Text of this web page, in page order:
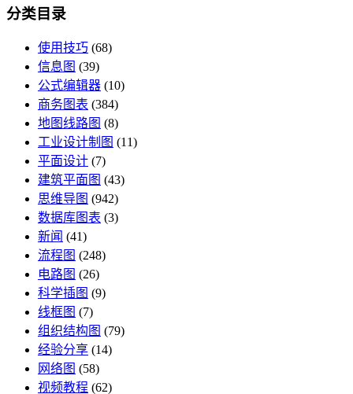
分类目录
使用技巧 (68)
信息图 (39)
公式编辑器 (10)
商务图表 (384)
地图线路图 (8)
工业设计制图 (11)
平面设计 (7)
建筑平面图 (43)
思维导图 (942)
数据库图表 (3)
新闻 (41)
流程图 (248)
电路图 (26)
科学插图 (9)
线框图 (7)
组织结构图 (79)
经验分享 (14)
网络图 (58)
视频教程 (62)